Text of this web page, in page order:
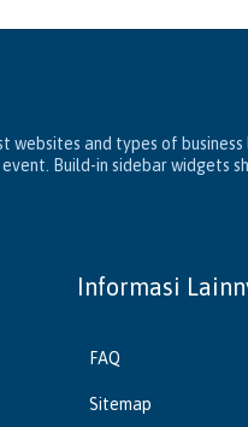
and types of
Build-in sidebar widgets
Informasi
FAQ
Sitemap